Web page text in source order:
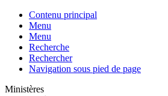
Contenu principal
Menu
Menu
Recherche
Rechercher
Navigation sous pied de page
Ministères